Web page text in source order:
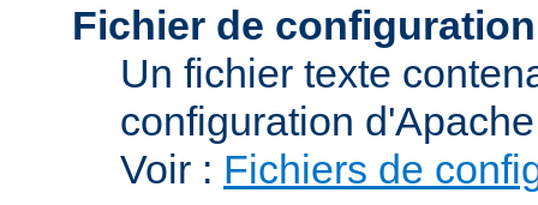
Fichier de
Un fichier texte
configuration
Voir : Fichiers de